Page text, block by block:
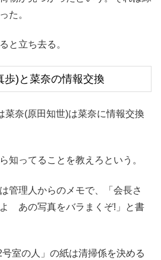
た。
と立ち去る。
歩)と菜奈の情報交換
菜奈(原田知世)は菜奈に情報交換
知ってることを教えろという。
管理人からのメモで、「会長さ
あの写真をバラまくぞ!」と書
室の人」の紙は清掃係を決める